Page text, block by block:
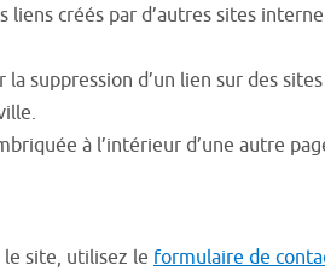
créés par d’autres sites
suppression d’un lien sur des
à l’intérieur d’une autre
site, utilisez le formulaire de